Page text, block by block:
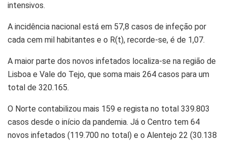
intensivos.
A incidência nacional está em 57,8 casos de infeção por
cada cem mil habitantes e o R(t), recorde-se, é de 1,07.
A maior parte dos novos infetados localiza-se na região de
Lisboa e Vale do Tejo, que soma mais 264 casos para um
total de 320.165.
O Norte contabilizou mais 159 e regista no total 339.803
casos desde o início da pandemia. Já o Centro tem 64
novos infetados (119.700 no total) e o Alentejo 22 (30.138